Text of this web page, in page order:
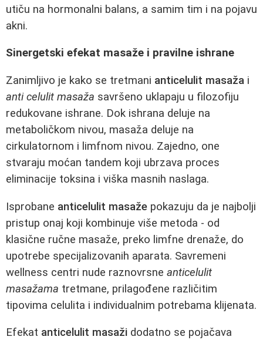
utiču na hormonalni balans, a samim tim i na pojavu
akni.
Sinergetski efekat masaže i pravilne ishrane
Zanimljivo je kako se tretmani anticelulit masaža i
anti celulit masaža savršeno uklapaju u filozofiju
redukovane ishrane. Dok ishrana deluje na
metaboličkom nivou, masaža deluje na
cirkulatornom i limfnom nivou. Zajedno, one
stvaraju moćan tandem koji ubrzava proces
eliminacije toksina i viška masnih naslaga.
Isprobane anticelulit masaže pokazuju da je najbolji
pristup onaj koji kombinuje više metoda - od
klasične ručne masaže, preko limfne drenaže, do
upotrebe specijalizovanih aparata. Savremeni
wellness centri nude raznovrsne anticelulit
masažama tretmane, prilagođene različitim
tipovima celulita i individualnim potrebama klijenata.
Efekat anticelulit masaži dodatno se pojačava